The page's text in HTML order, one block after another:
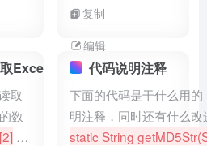
英
驼
的
[功能
请说明原因，并输
出解决方法； 如果
不会报错，请回答
“无错误” 你需要处
理的代码为：[ s =
1 def test(): s += 1
复制
编辑
Excel
取
数
[2] 行
代码说明注释
下面的代码是干什么用的
明注释，同时还有什么
static String